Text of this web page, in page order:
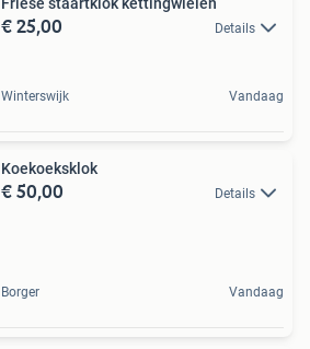
€ 25,00 Details
Winterswijk Vandaag
Koekoeksklok
€ 50,00 Details
Borger Vandaag